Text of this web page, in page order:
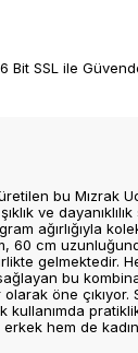
Bit SSL ile
bu Mızrak
ve
ağırlığıyla
60 cm
gelmektedir.
bu
öne çıkıyor.
kullanımda
hem de